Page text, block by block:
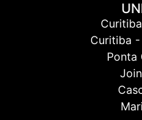
Curitiba -
Ponta